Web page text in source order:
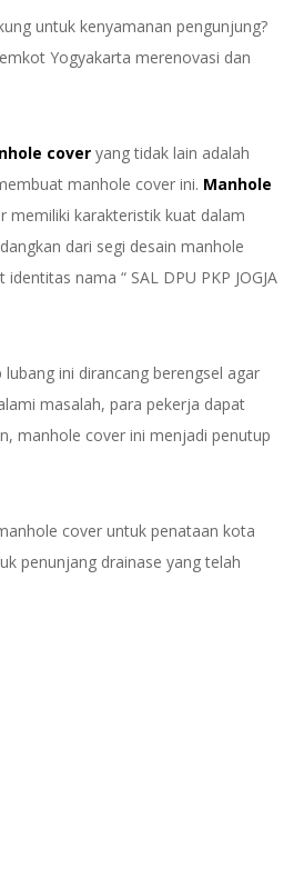
untuk kenyamanan pengunjung?
Yogyakarta merenovasi dan
cover yang tidak lain adalah
manhole cover ini. Manhole
memiliki karakteristik kuat dalam
dari segi desain manhole
nama “ SAL DPU PKP JOGJA
ini dirancang berengsel agar
masalah, para pekerja dapat
manhole cover ini menjadi penutup
cover untuk penataan kota
penunjang drainase yang telah